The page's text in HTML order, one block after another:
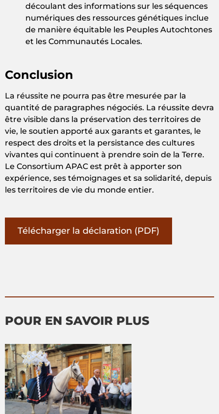
découlant des informations sur les séquences
numériques des ressources génétiques inclue
de manière équitable les Peuples Autochtones
et les Communautés Locales.
Conclusion
La réussite ne pourra pas être mesurée par la
quantité de paragraphes négociés. La réussite devra
être visible dans la préservation des territoires de
vie, le soutien apporté aux garants et garantes, le
respect des droits et la persistance des cultures
vivantes qui continuent à prendre soin de la Terre.
Le Consortium APAC est prêt à apporter son
expérience, ses témoignages et sa solidarité, depuis
les territoires de vie du monde entier.
Télécharger la déclaration (PDF)
POUR EN SAVOIR PLUS